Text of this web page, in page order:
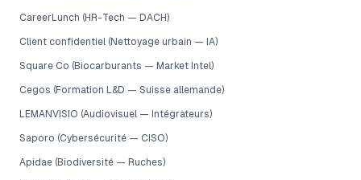
CareerLunch (HR-Tech — DACH)
Client confidentiel (Nettoyage urbain — IA)
Square Co (Biocarburants — Market Intel)
Cegos (Formation L&D — Suisse allemande)
LEMANVISIO (Audiovisuel — Intégrateurs)
Saporo (Cybersécurité — CISO)
Apidae (Biodiversité — Ruches)